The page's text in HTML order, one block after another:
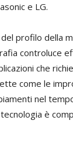
e LG.
profilo della
controluce
che
come le
nel
è